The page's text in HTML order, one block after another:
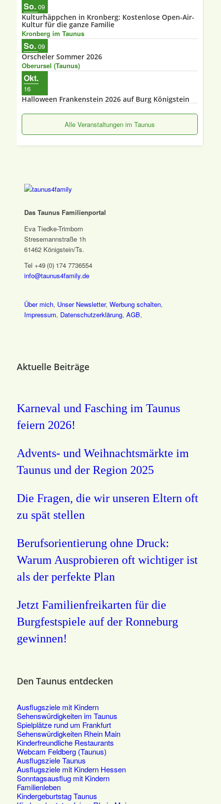
So. 09
Kulturhäppchen in Kronberg: Kostenlose Open-Air-
Kultur für die ganze Familie
Kronberg im Taunus
So. 09
Orscheler Sommer 2026
Oberursel (Taunus)
Okt.
16
Halloween Frankenstein 2026 auf Burg Königstein
Alle Veranstaltungen im Taunus
Das Taunus Familienportal
Eva Tiedke-Trimborn
Stresemannstraße 1h
61462 Königstein/Ts.
Tel +49 (0) 174 7736554
info@taunus4family.de
Über mich, Unser Newsletter, Werbung schalten,
Impressum, Datenschutz­erklärung, AGB,
Aktuelle Beiträge
Karneval und Fasching im Taunus
feiern 2026!
Advents- und Weihnachtsmärkte im
Taunus und der Region 2025
Die Fragen, die wir unseren Eltern oft
zu spät stellen
Berufsorientierung ohne Druck:
Warum Ausprobieren oft wichtiger ist
als der perfekte Plan
Jetzt Familienfreikarten für die
Burgfestspiele auf der Ronneburg
gewinnen!
Den Taunus entdecken
Ausflugsziele mit Kindern
Sehenswürdigkeiten im Taunus
Spielplätze rund um Frankfurt
Sehenswürdigkeiten Rhein Main
Kinderfreundliche Restaurants
Webcam Feldberg (Taunus)
Ausflugsziele Taunus
Ausflugsziele mit Kindern Hessen
Sonntagsausflug mit Kindern
Familienleben
Kindergeburtstag Taunus